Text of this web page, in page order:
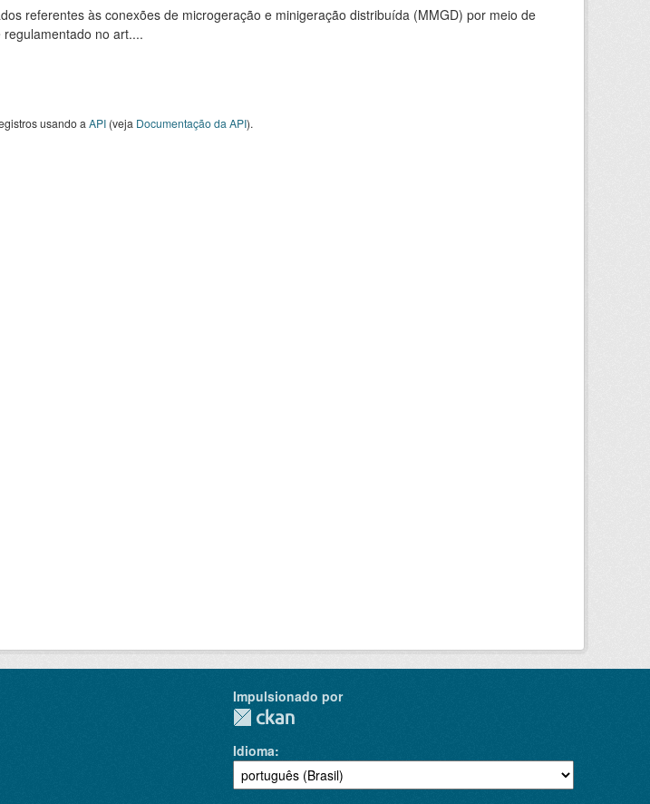
referentes às conexões de microgeração e minigeração distribuída (MMGD) por meio de
no art....
usando a API(veja Documentação da API).
Impulsionado por
Idioma